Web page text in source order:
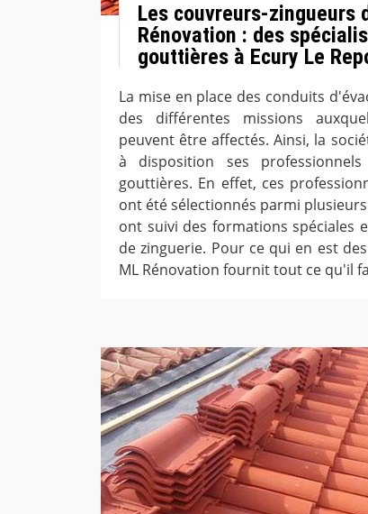
Les couvreurs-zingueurs
Rénovation : des
gouttières à Ecury Le
La mise en place des conduits
des différentes missions
peuvent être affectés. Ainsi, la
à disposition ses
gouttières. En effet, ces
ont été sélectionnés parmi
ont suivi des formations spéciales
de zinguerie. Pour ce qui en est
ML Rénovation fournit tout ce qu'il